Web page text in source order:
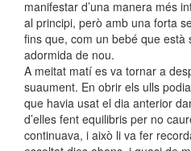
manifestar d’una manera més
al principi, però amb una forta
fins que, com un bebé que
adormida de nou.
A meitat matí es va tornar a
suaument. En obrir els ulls
que havia usat el dia anterior
d’elles fent equilibris per no
continuava, i això li va fer